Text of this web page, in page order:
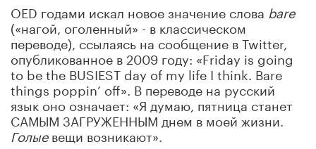
OED годами искал новое значение слова bare
(«нагой, оголенный» - в классическом
переводе), ссылаясь на сообщение в Twitter,
опубликованное в 2009 году: «Friday is going
to be the BUSIEST day of my life I think. Bare
things poppin’ off». В переводе на русский
язык оно означает: «Я думаю, пятница станет
САМЫМ ЗАГРУЖЕННЫМ днем в моей жизни.
Голыевещи возникают».